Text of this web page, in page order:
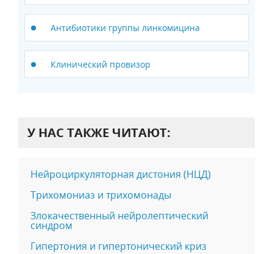
Антибиотики группы линкомицина
Клинический провизор
У НАС ТАКЖЕ ЧИТАЮТ:
Нейроциркуляторная дистония (НЦД)
Трихомониаз и трихомонады
Злокачественный нейролептический
синдром
Гипертония и гипертонический криз